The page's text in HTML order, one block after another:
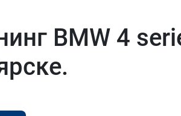
BMW 4